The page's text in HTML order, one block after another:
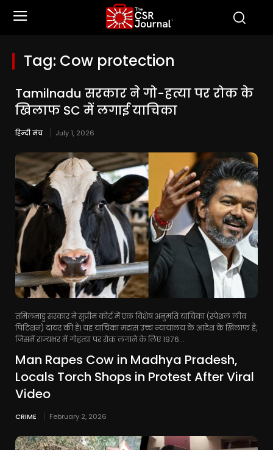
Tag: Cow protection
Tamilnadu सरकार ने गो-हत्या पर रोक के
खिलाफ SC में लगाई याचिका
हिन्दी मंच July 1, 2026
तमिलनाडु सरकार ने सुप्रीम कोर्ट में एक विशेष अनुमति याचिका (स्पेशल लीव
पिटिशन) दायर की है। यह याचिका मद्रास उच्च न्यायालय के आदेश के खिलाफ है,
जिसमें राज्यभर में गोहत्या पर रोक लगाने के लिए 1976...
Man Rapes Cow in Madhya Pradesh,
Locals Torch Shops in Protest After Viral
Video
CRIME February 2, 2026